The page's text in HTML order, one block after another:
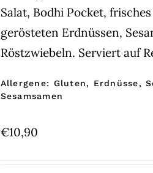
Salat, Bodhi Pocket,
gerösteten Erdnüssen,
Röstzwiebeln. Serviert auf
Allergene: Gluten, Erdnüsse,
Sesamsamen
€10,90